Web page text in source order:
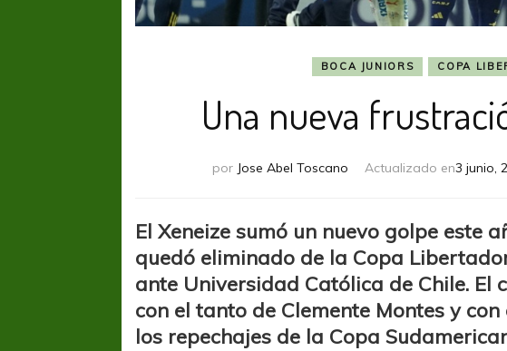
BOCA JUNIORS COPA
Una nueva
por Jose Abel Toscano Actualizado en3 junio,
El Xeneize sumó un nuevo golpe este
quedó eliminado de la Copa
ante Universidad Católica de Chile. El
con el tanto de Clemente Montes y
los repechajes de la Copa